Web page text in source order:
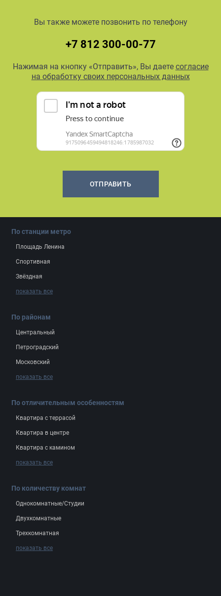
Вы также можете позвонить по телефону
+7 812 300-00-77
Нажимая на кнопку «Отправить», Вы даете согласие
на обработку своих персональных данных
ОТПРАВИТЬ
По станции метро
Площадь Ленина
Спортивная
Звёздная
показать все
По районам
Центральный
Петроградский
Московский
показать все
По отличительным особенностям
Квартира с террасой
Квартира в центре
Квартира с камином
показать все
По количеству комнат
Однокомнатные/Студии
Двухкомнатные
Трехкомнатная
показать все